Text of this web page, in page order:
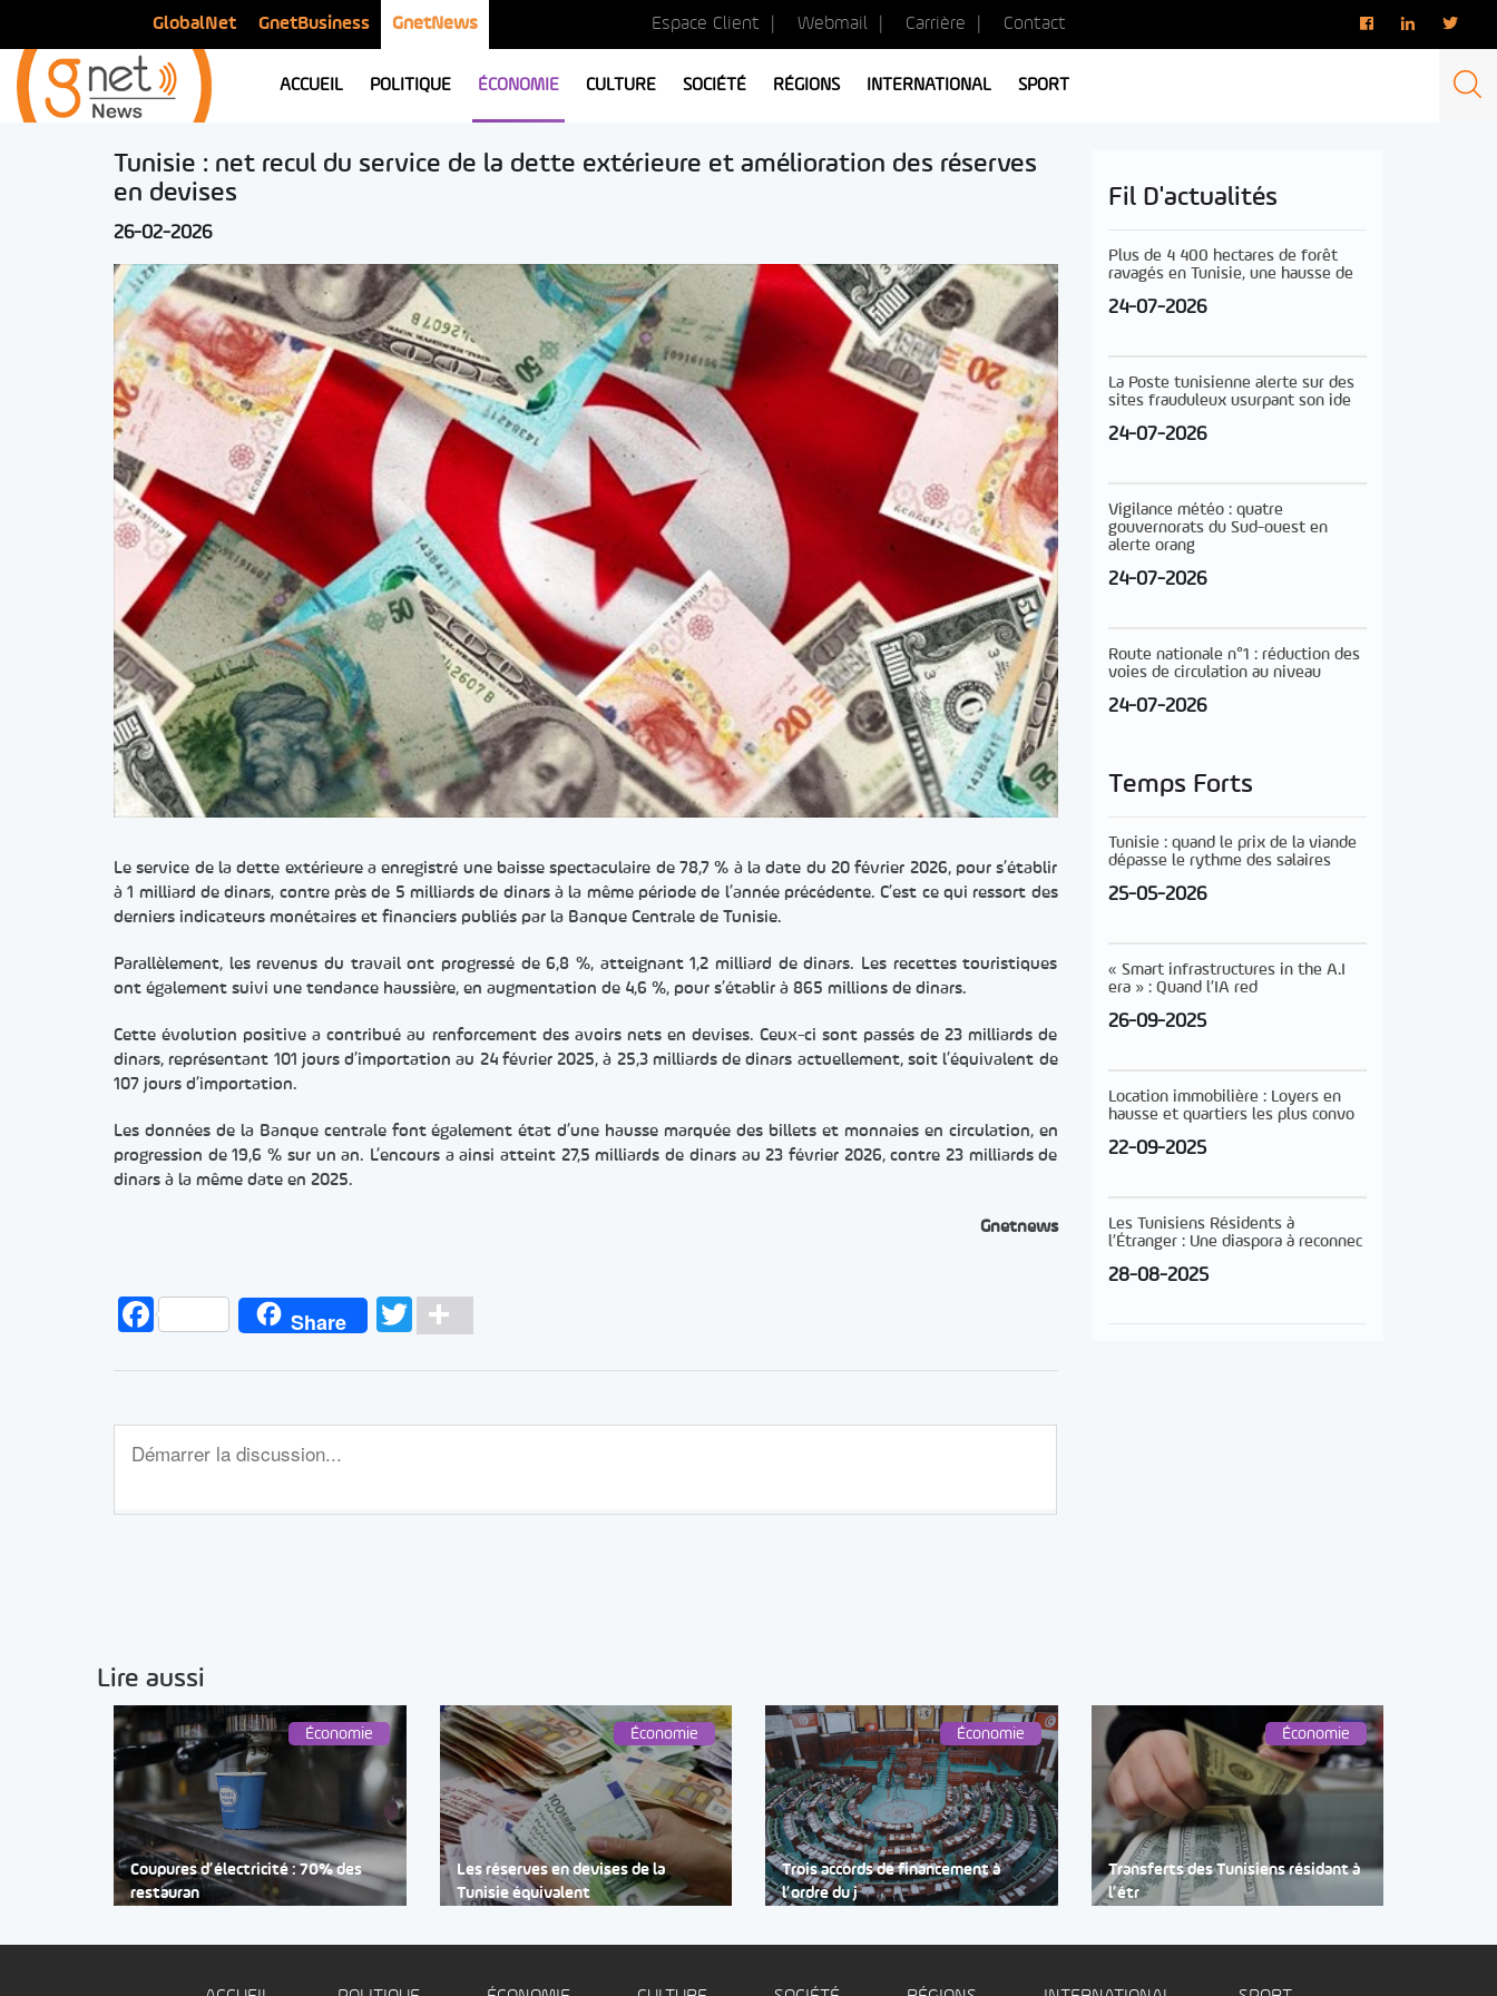
GlobalNet GnetBusiness GnetNews Espace Client Webmail Carrière Contact
ACCUEIL POLITIQUE ÉCONOMIE CULTURE SOCIÉTÉ RÉGIONS INTERNATIONAL SPORT
Tunisie : net recul du service de la dette extérieure et amélioration des réserves
en devises
26-02-2026
Le service de la dette extérieure a enregistré une baisse spectaculaire de 78,7 % à la date du 20 février 2026, pour s’établir
à 1 milliard de dinars, contre près de 5 milliards de dinars à la même période de l’année précédente. C’est ce qui ressort des
derniers indicateurs monétaires et financiers publiés par la Banque Centrale de Tunisie.
Parallèlement, les revenus du travail ont progressé de 6,8 %, atteignant 1,2 milliard de dinars. Les recettes touristiques
ont également suivi une tendance haussière, en augmentation de 4,6 %, pour s’établir à 865 millions de dinars.
Cette évolution positive a contribué au renforcement des avoirs nets en devises. Ceux-ci sont passés de 23 milliards de
dinars, représentant 101 jours d’importation au 24 février 2025, à 25,3 milliards de dinars actuellement, soit l’équivalent de
107 jours d’importation.
Les données de la Banque centrale font également état d’une hausse marquée des billets et monnaies en circulation, en
progression de 19,6 % sur un an. L’encours a ainsi atteint 27,5 milliards de dinars au 23 février 2026, contre 23 milliards de
dinars à la même date en 2025.
Gnetnews
FacebookShare Twitter
Fil D'actualités
Plus de 4 400 hectares de forêt
ravagés en Tunisie, une hausse de
24-07-2026
La Poste tunisienne alerte sur des
sites frauduleux usurpant son ide
24-07-2026
Vigilance météo : quatre
gouvernorats du Sud-ouest en
alerte orang
24-07-2026
Route nationale n°1 : réduction des
voies de circulation au niveau
24-07-2026
Temps Forts
Tunisie : quand le prix de la viande
dépasse le rythme des salaires
25-05-2026
« Smart infrastructures in the A.I
era » : Quand l’IA red
26-09-2025
Location immobilière : Loyers en
hausse et quartiers les plus convo
22-09-2025
Les Tunisiens Résidents à
l’Étranger : Une diaspora à reconnec
28-08-2025
Lire aussi
Économie
Coupures d’électricité : 70% des
restauran
Économie
Les réserves en devises de la
Tunisie équivalent
Économie
Trois accords de financement à
l’ordre du j
Économie
Transferts des Tunisiens résidant à
l’étr